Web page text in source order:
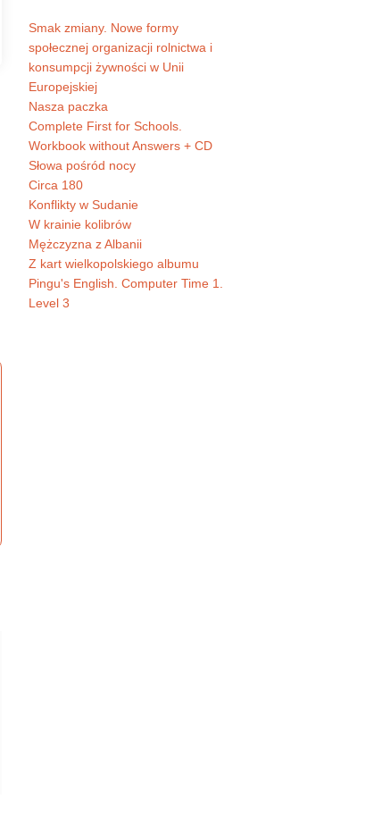
Smak zmiany. Nowe formy
społecznej organizacji rolnictwa i
konsumpcji żywności w Unii
Europejskiej
Nasza paczka
Complete First for Schools.
Workbook without Answers + CD
Słowa pośród nocy
Circa 180
Konflikty w Sudanie
W krainie kolibrów
Mężczyzna z Albanii
Z kart wielkopolskiego albumu
Pingu's English. Computer Time 1.
Level 3